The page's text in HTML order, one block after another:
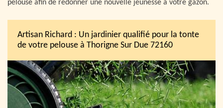
pelouse afin de redonner une nouvelle jeunesse à votre gazon.
Artisan Richard : Un jardinier qualifié pour la tonte
de votre pelouse à Thorigne Sur Due 72160